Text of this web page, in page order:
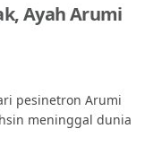
Ayah Arumi
pesinetron Arumi
meninggal dunia